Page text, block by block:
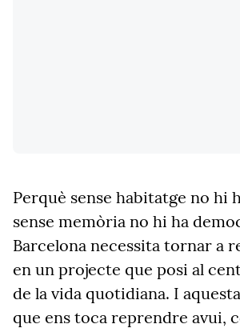
Perquè sense habitatge no hi
sense memòria no hi ha
Barcelona necessita tornar a
en un projecte que posi al
de la vida quotidiana. I
que ens toca reprendre avui,